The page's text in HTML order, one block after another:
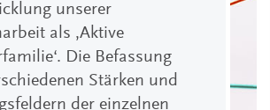
unserer
als ‚Aktive
Die Befassung
Stärken und
der einzelnen